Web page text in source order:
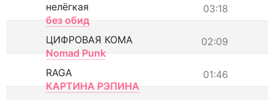
03:18
нелёгкая
без обид
02:09
ЦИФРОВАЯ КОМА
Nomad Punk
01:46
RAGA
КАРТИНА РЭПИНА